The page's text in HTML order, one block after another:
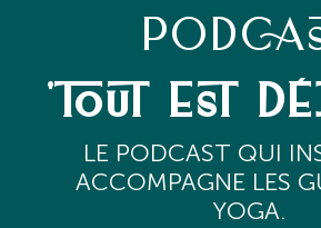
'TOUT EST
LE PODCAST QUI
ACCOMPAGNE LES
YOGA.